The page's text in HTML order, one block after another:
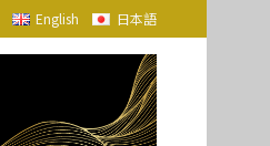
English 日本語